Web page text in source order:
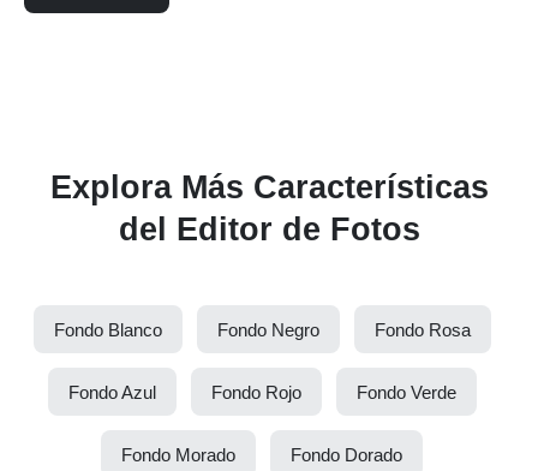
Explora Más Características
del Editor de Fotos
Fondo Blanco Fondo Negro Fondo Rosa
Fondo Azul Fondo Rojo Fondo Verde
Fondo Morado Fondo Dorado